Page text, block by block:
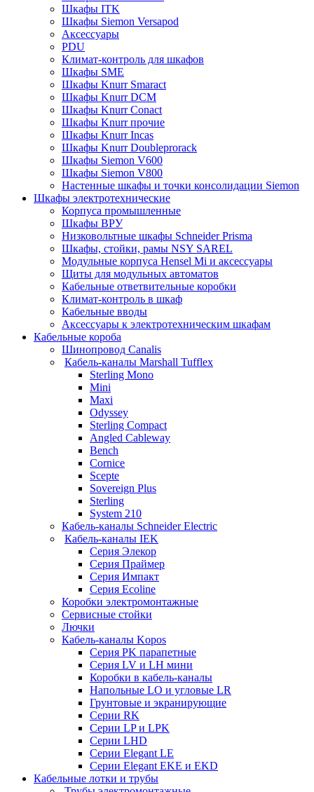
Шкафы ITK
Шкафы Siemon Versapod
Аксессуары
PDU
Климат-контроль для шкафов
Шкафы SME
Шкафы Knurr Smaract
Шкафы Knurr DCM
Шкафы Knurr Conact
Шкафы Knurr прочие
Шкафы Knurr Incas
Шкафы Knurr Doubleprorack
Шкафы Siemon V600
Шкафы Siemon V800
Настенные шкафы и точки консолидации Siemon
Шкафы электротехнические
Корпуса промышленные
Шкафы ВРУ
Низковольтные шкафы Schneider Prisma
Шкафы, стойки, рамы NSY SAREL
Модульные корпуса Hensel Mi и аксессуары
Щиты для модульных автоматов
Кабельные ответвительные коробки
Климат-контроль в шкаф
Кабельные вводы
Аксессуары к электротехническим шкафам
Кабельные короба
Шинопровод Canalis
Кабель-каналы Marshall Tufflex
Sterling Mono
Mini
Maxi
Odyssey
Sterling Compact
Angled Cableway
Bench
Cornice
Scepte
Sovereign Plus
Sterling
System 210
Кабель-каналы Schneider Electric
Кабель-каналы IEK
Серия Элекор
Серия Праймер
Серия Импакт
Серия Ecoline
Коробки электромонтажные
Сервисные стойки
Лючки
Кабель-каналы Kopos
Серия PK парапетные
Серия LV и LH мини
Коробки в кабель-каналы
Напольные LO и угловые LR
Грунтовые и экранирующие
Серии RK
Серии LP и LPK
Серии LHD
Серии Elegant LE
Серии Elegant EKE и EKD
Кабельные лотки и трубы